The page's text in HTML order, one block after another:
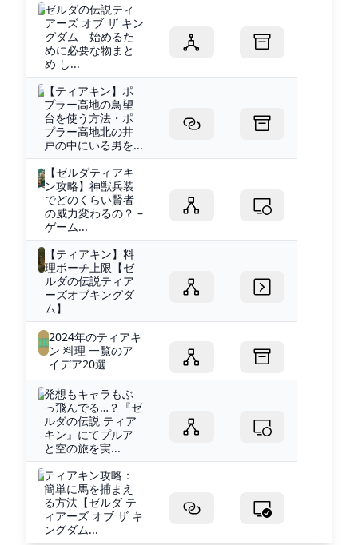
ゼルダの伝説ティ
アーズ オブ ザ キン
グダム 始めるた
めに必要な物まと
め し...
【ティアキン】ポ
プラー高地の鳥望
台を使う方法・ポ
プラー高地北の井
戸の中にいる男を...
【ゼルダティアキ
ン攻略】神獣兵装
でどのくらい賢者
の威力変わるの？ –
ゲーム...
【ティアキン】料
理ポーチ上限【ゼ
ルダの伝説ティア
ーズオブキングダ
ム】
2024年のティアキ
ン 料理 一覧のア
イデア20選
発想もキャラもぶ
っ飛んでる…？『ゼ
ルダの伝説 ティア
キン』にてプルア
と空の旅を実...
ティアキン攻略：
簡単に馬を捕まえ
る方法【ゼルダ テ
ィアーズ オブ ザ キ
ングダム...